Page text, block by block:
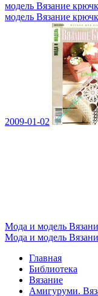
модель Вязание
модель Вязание
2009-01-02
Мода и модель
Мода и модель
Главная
Библиотека
Вязание
Амигуруми.